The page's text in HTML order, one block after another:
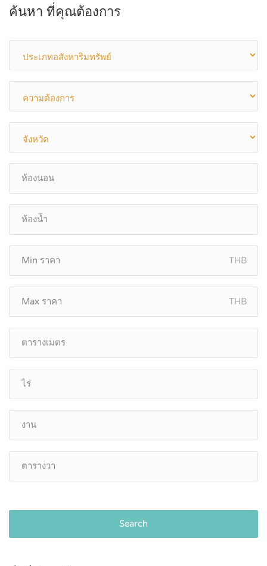
ค้นหา ที่คุณต้องการ
THB
THB
Search